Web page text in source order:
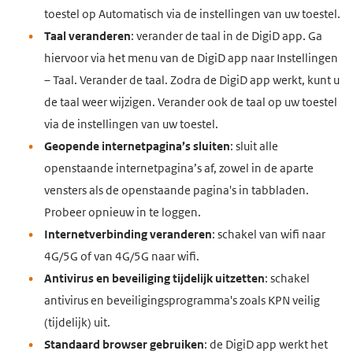
toestel op Automatisch via de instellingen van uw toestel.
Taal veranderen: verander de taal in de DigiD app. Ga
hiervoor via het menu van de DigiD app naar Instellingen
– Taal. Verander de taal. Zodra de DigiD app werkt, kunt u
de taal weer wijzigen. Verander ook de taal op uw toestel
via de instellingen van uw toestel.
Geopende internetpagina’s sluiten: sluit alle
openstaande internetpagina’s af, zowel in de aparte
vensters als de openstaande pagina's in tabbladen.
Probeer opnieuw in te loggen.
Internetverbinding veranderen: schakel van wifi naar
4G/5G of van 4G/5G naar wifi.
Antivirus en beveiliging tijdelijk uitzetten: schakel
antivirus en beveiligingsprogramma's zoals KPN veilig
(tijdelijk) uit.
Standaard browser gebruiken: de DigiD app werkt het